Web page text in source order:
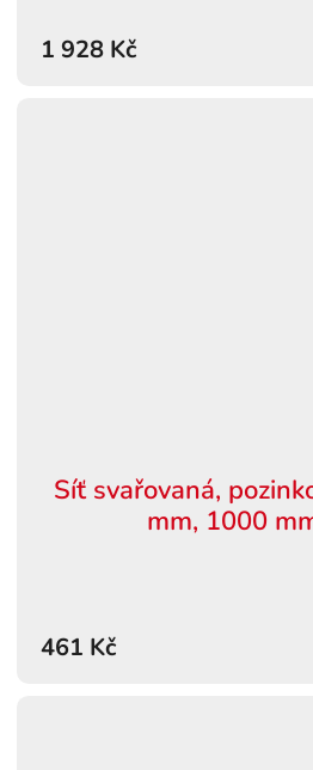
1 928 Kč
Síť svařovaná,
mm, 1000
461 Kč